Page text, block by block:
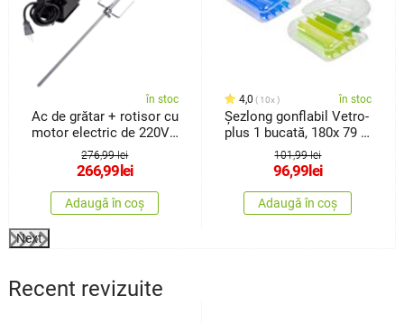
în stoc
Ac de grătar + rotisor cu
motor electric de 220V
276,99 lei
266,99lei
Adaugă în coș
4,0 10x în stoc
Șezlong gonflabil Vetro-
plus 1 bucată, 180x 79 x
101,99 lei
96,99lei
Adaugă în coș
Next
Recent revizuite